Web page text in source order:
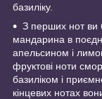
базиліку.
З перших нот ви
мандарина в
апельсином і
фруктові ноти
базиліком і
кінцевих нотах